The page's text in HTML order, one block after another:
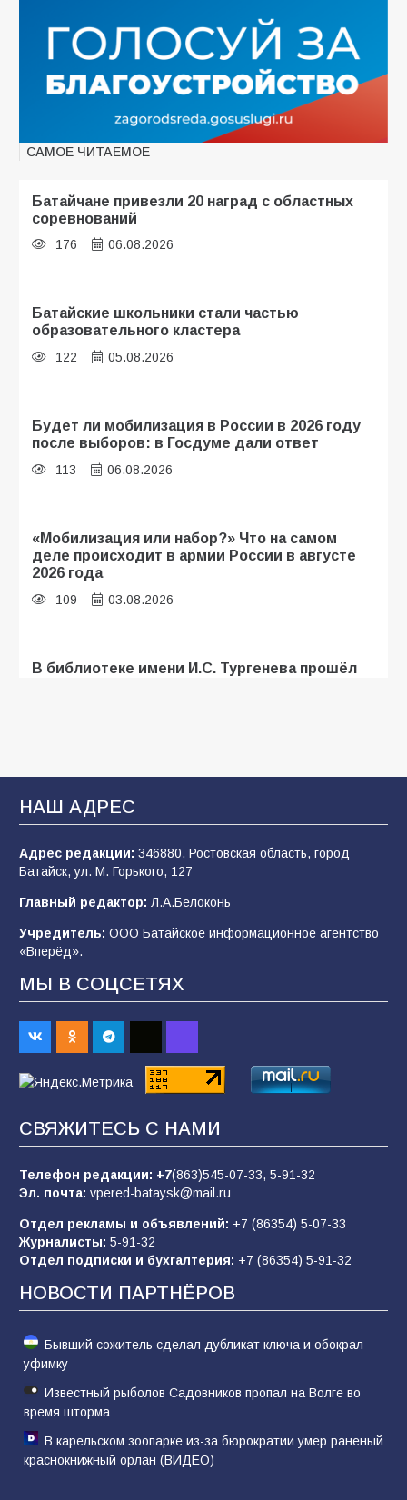
САМОЕ ЧИТАЕМОЕ
Батайчане привезли 20 наград с областных
соревнований
176 06.08.2026
Батайские школьники стали частью
образовательного кластера
122 05.08.2026
Будет ли мобилизация в России в 2026 году
после выборов: в Госдуме дали ответ
113 06.08.2026
«Мобилизация или набор?» Что на самом
деле происходит в армии России в августе
2026 года
109 03.08.2026
В библиотеке имени И.С. Тургенева прошёл
В Батайске продолжаются дорожные работы
108 04.08.2026
строительные профессии в ходе
спортивного праздника
91
Батайским спортсменам вручили награды
конкурса «Большая перемена»
Командовал боем до последнего: герой
Евгений Остапенко
НАШ АДРЕС
Адрес редакции: 346880, Ростовская область, город
Батайск, ул. М. Горького, 127
Главный редактор: Л.А.Белоконь
Учредитель: ООО Батайское информационное агентство
«Вперёд».
МЫ В СОЦСЕТЯХ
СВЯЖИТЕСЬ С НАМИ
Телефон редакции: +7(863)545-07-33, 5-91-32
Эл. почта: vpered-bataysk@mail.ru
Отдел рекламы и объявлений: +7 (86354) 5-07-33
Журналисты: 5-91-32
Отдел подписки и бухгалтерия: +7 (86354) 5-91-32
НОВОСТИ ПАРТНЁРОВ
Бывший сожитель сделал дубликат ключа и обокрал
уфимку
Известный рыболов Садовников пропал на Волге во
время шторма
В карельском зоопарке из-за бюрократии умер раненый
краснокнижный орлан (ВИДЕО)